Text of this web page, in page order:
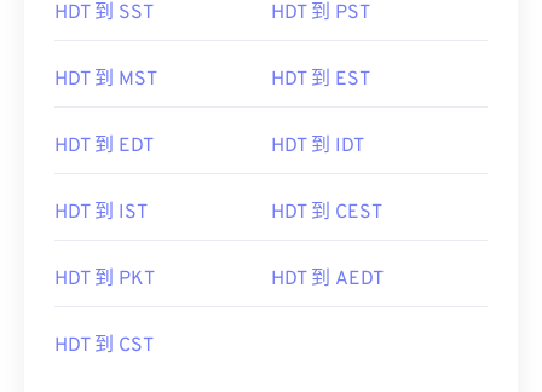
HDT 到 SST HDT 到 PST
HDT 到 MST HDT 到 EST
HDT 到 EDT HDT 到 IDT
HDT 到 IST HDT 到 CEST
HDT 到 PKT HDT 到 AEDT
HDT 到 CST